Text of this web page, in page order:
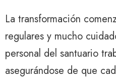
La transformación
regulares y mucho
personal del santuario
asegurándose de que